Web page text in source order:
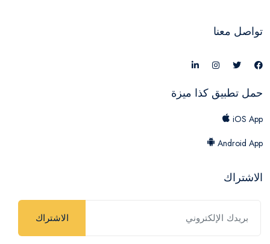
تواصل معنا
حمل تطبيق كذا ميزة
iOS App
Android App
الاشتراك
الاشتراك